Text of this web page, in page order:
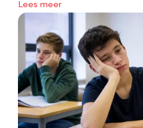
Lees meer